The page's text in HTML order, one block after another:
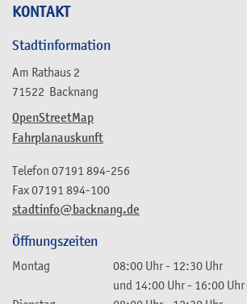
KONTAKT
Stadtinformation
Am Rathaus 2
71522 Backnang
OpenStreetMap
Fahrplanauskunft
stadtinfo@backnang.de
Telefon 07191 894-256
Fax07191 894-100
Öffnungszeiten
Montag 08:00 Uhr- 12:30 Uhr
und 14:00 Uhr- 16:00 Uhr